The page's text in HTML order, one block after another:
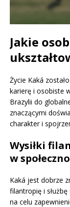
Jakie
Życie Kaká
karierę i osobiste
Brazylii do
znaczącymi
charakter i
Wysiłki
w
Kaká jest dobrze
filantropię i służbę
na celu